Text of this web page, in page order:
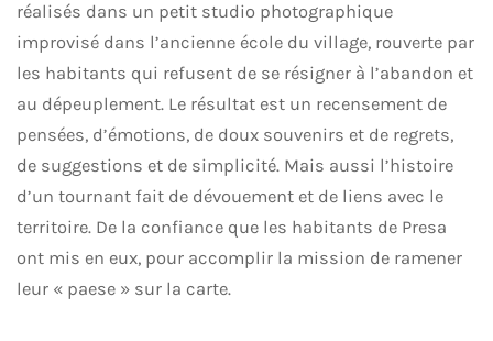
réalisés dans un petit studio photographique
improvisé dans l’ancienne école du village, rouverte par
les habitants qui refusent de se résigner à l’abandon et
au dépeuplement. Le résultat est un recensement de
pensées, d’émotions, de doux souvenirs et de regrets,
de suggestions et de simplicité. Mais aussi l’histoire
d’un tournant fait de dévouement et de liens avec le
territoire. De la confiance que les habitants de Presa
ont mis en eux, pour accomplir la mission de ramener
leur « paese » sur la carte.